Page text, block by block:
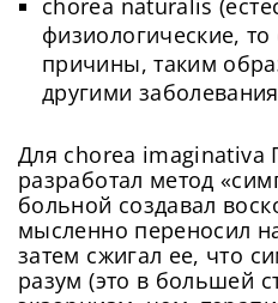
физиологические, то
причины, таким
другими
Для chorea imaginativa
разработал метод
больной создавал
мысленно переносил
затем сжигал ее, что
разум (это в большей